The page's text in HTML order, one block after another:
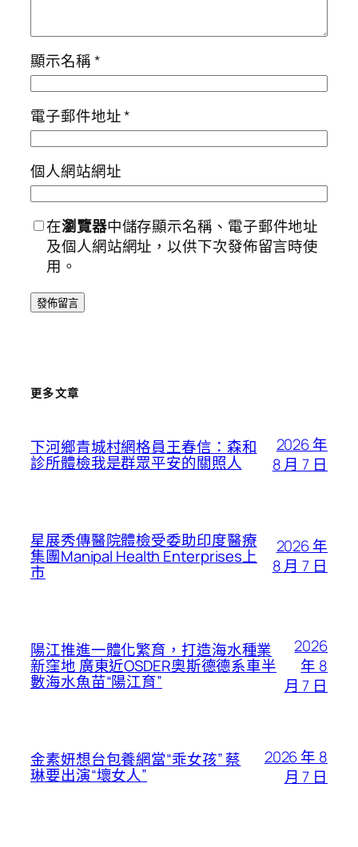
顯示名稱*
電子郵件地址*
個人網站網址
在瀏覽器中儲存顯示名稱、電子郵件地址
及個人網站網址，以供下次發佈留言時使
用。
更多文章
下河鄉青城村網格員王春信：森和
診所體檢我是群眾平安的關照人
2026 年
8 月 7 日
星展秀傳醫院體檢受委助印度醫療
集團Manipal Health Enterprises上
市
2026 年
8 月 7 日
陽江推進一體化繁育，打造海水種業
新窪地 廣東近OSDER奧斯德德系車半
數海水魚苗“陽江育”
2026
年 8
月 7 日
金素妍想台包養網當“乖女孩” 蔡
琳要出演“壞女人”
2026 年 8
月 7 日